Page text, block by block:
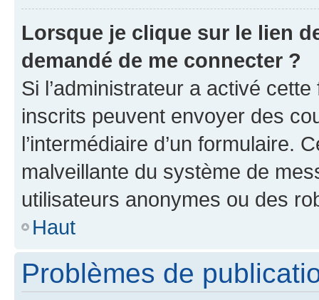
Lorsque je clique sur le lien
demandé de me connecter ?
Si l’administrateur a activé
inscrits peuvent envoyer des
l’intermédiaire d’un formulaire.
malveillante du système de
utilisateurs anonymes ou des
Haut
Problèmes de